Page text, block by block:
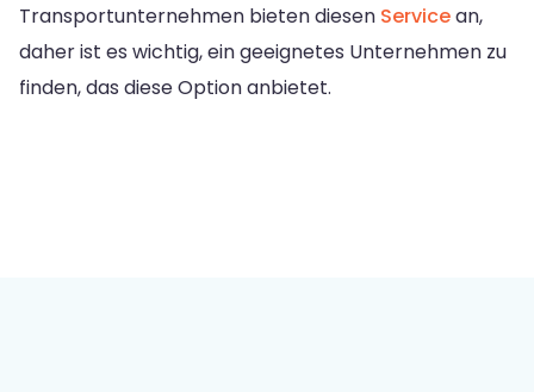
Transportunternehmen bieten diesen Servicean,
daher ist es wichtig, ein geeignetes Unternehmen zu
finden, das diese Option anbietet.